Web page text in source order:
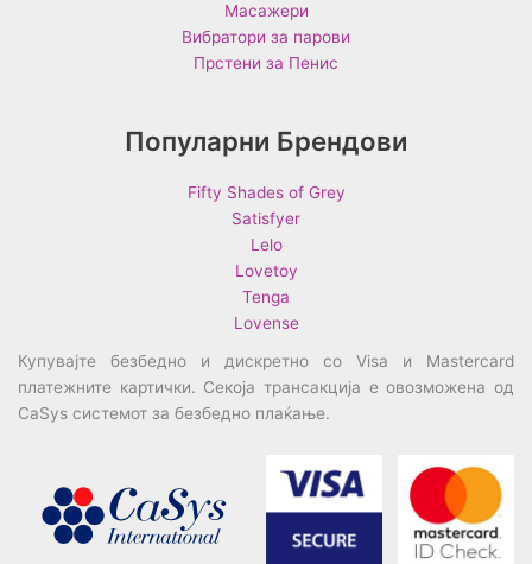
Масажери
Вибратори за парови
Прстени за Пенис
Популарни Брендови
Fifty Shades of Grey
Satisfyer
Lelo
Lovetoy
Tenga
Lovense
Купувајте безбедно и дискретно со Visa и Mastercard
платежните картички. Секоја трансакција е овозможена од
CaSys системот за безбедно плаќање.